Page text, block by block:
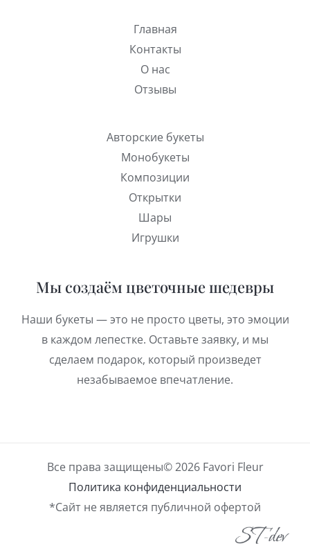
Главная
Контакты
О нас
Отзывы
Авторские букеты
Монобукеты
Композиции
Открытки
Шары
Игрушки
Мы создаём цветочные шедевры
Наши букеты — это не просто цветы, это эмоции
в каждом лепестке. Оставьте заявку, и мы
сделаем подарок, который произведет
незабываемое впечатление.
Все права защищены© 2026 Favori Fleur
Политика конфиденциальности
*Сайт не является публичной офертой